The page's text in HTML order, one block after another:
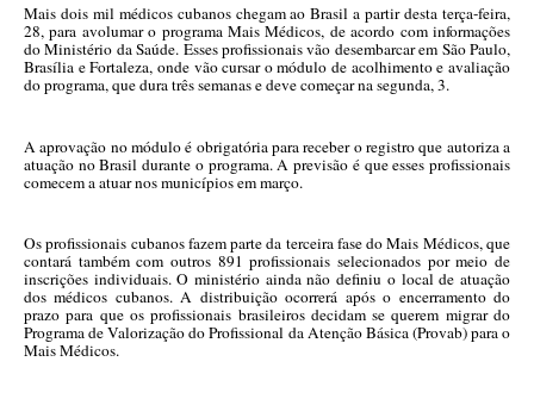
Mais dois mil médicos cubanos chegam ao Brasil a partir desta terça-feira,
28, para avolumar o programa Mais Médicos, de acordo com informações
do Ministério da Saúde. Esses profissionais vão desembarcar em São Paulo,
Brasília e Fortaleza, onde vão cursar o módulo de acolhimento e avaliação
do programa, que dura três semanas e deve começar na segunda, 3.
A aprovação no módulo é obrigatória para receber o registro que autoriza a
atuação no Brasil durante o programa. A previsão é que esses profissionais
comecem a atuar nos municípios em março.
Os profissionais cubanos fazem parte da terceira fase do Mais Médicos, que
contará também com outros 891 profissionais selecionados por meio de
inscrições individuais. O ministério ainda não definiu o local de atuação
dos médicos cubanos. A distribuição ocorrerá após o encerramento do
prazo para que os profissionais brasileiros decidam se querem migrar do
Programa de Valorização do Profissional da Atenção Básica (Provab) para o
Mais Médicos.